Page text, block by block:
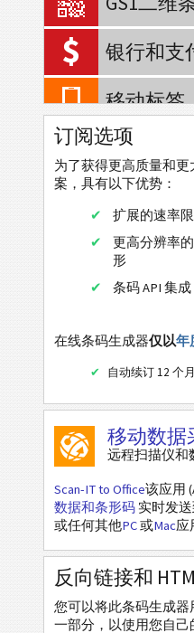
银行和支
移动标签
QR 码
数据矩阵
发短信 (SMS)
推特简介
脸书个人资料
脸书喜欢
领英领英用
领英公司简介
谷歌播放 发
谷歌播放包
Aztec
医疗保健
订阅选项
为了获得更高质量和
案，具有以下优势：
扩展的速率
更高分辨率
形
条码 API 集成
在线条码生成器仅以年
自动续订 12 个月
移动数据
远程扫描仪和
Scan-IT to Office该应用
数据和条形码 实时发送
或任何其他PC或Mac应
反向链接和
您可以将此条码生成
一部分，以使用您自己